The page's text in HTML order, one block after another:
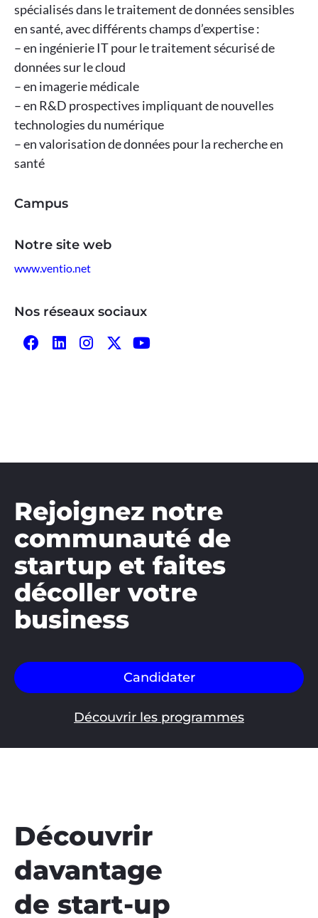
spécialisés dans le traitement de données sensibles
en santé, avec différents champs d’expertise :
– en ingénierie IT pour le traitement sécurisé de
données sur le cloud
– en imagerie médicale
– en R&D prospectives impliquant de nouvelles
technologies du numérique
– en valorisation de données pour la recherche en
santé
Campus
Notre site web
www.ventio.net
Nos réseaux sociaux
Rejoignez notre
communauté de
startup et faites
décoller votre
business
Candidater
Découvrir les programmes
Découvrir
davantage
de start-up